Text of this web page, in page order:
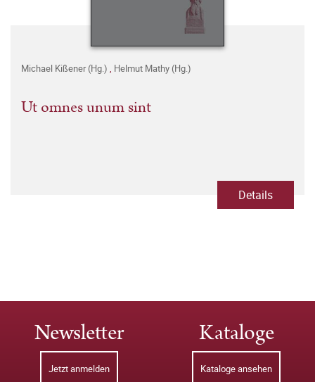
Michael Kißener (Hg.) , Helmut Mathy (Hg.)
Ut omnes unum sint
Details
Newsletter
Jetzt anmelden
Kataloge
Kataloge ansehen